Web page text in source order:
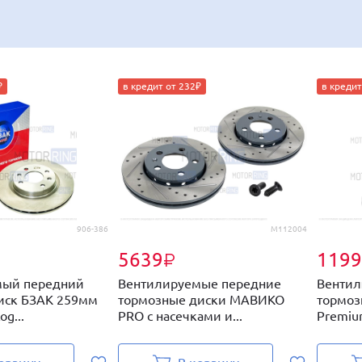
906-386
передний
БЗАК 259мм
M112004
5639₽
в кредит от 232₽
Вентилируемые передние
тормозные диски МАВИКО
PRO с насечками и...
в